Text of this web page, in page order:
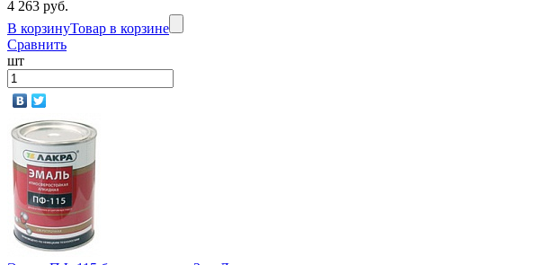
4 263 руб.
В корзинуТовар в корзине
Сравнить
шт